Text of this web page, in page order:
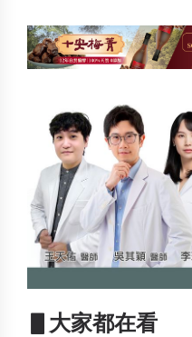
▋大家都在看